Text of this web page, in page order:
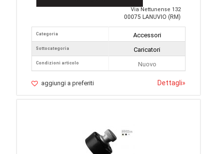
Via Nettunense 132
00075 LANUVIO (RM)
Categoria
Sottocategoria
Condizioni articolo
Accessori
Caricatori
Nuovo
aggiungi a preferiti Dettagli»